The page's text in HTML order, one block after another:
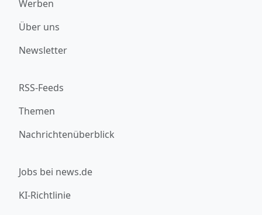
Werben
Über uns
Newsletter
RSS-Feeds
Themen
Nachrichtenüberblick
Jobs bei news.de
KI-Richtlinie